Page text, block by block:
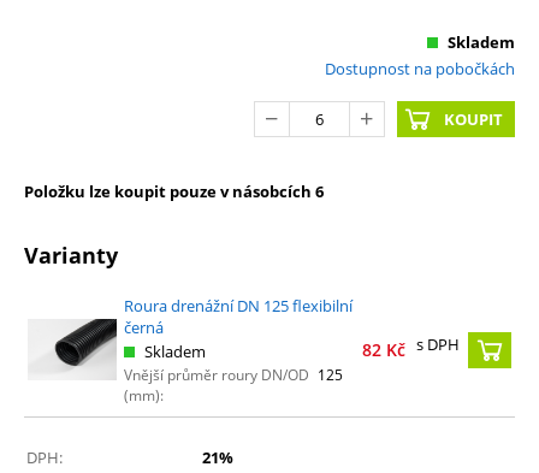
Skladem
Dostupnost na pobočkách
KOUPIT
Položku lze koupit pouze v násobcích 6
Varianty
Roura drenážní DN 125 flexibilní
černá
Skladem
Vnější průměr roury DN/OD
(mm):
125
82 Kč s DPH
DPH:
21%